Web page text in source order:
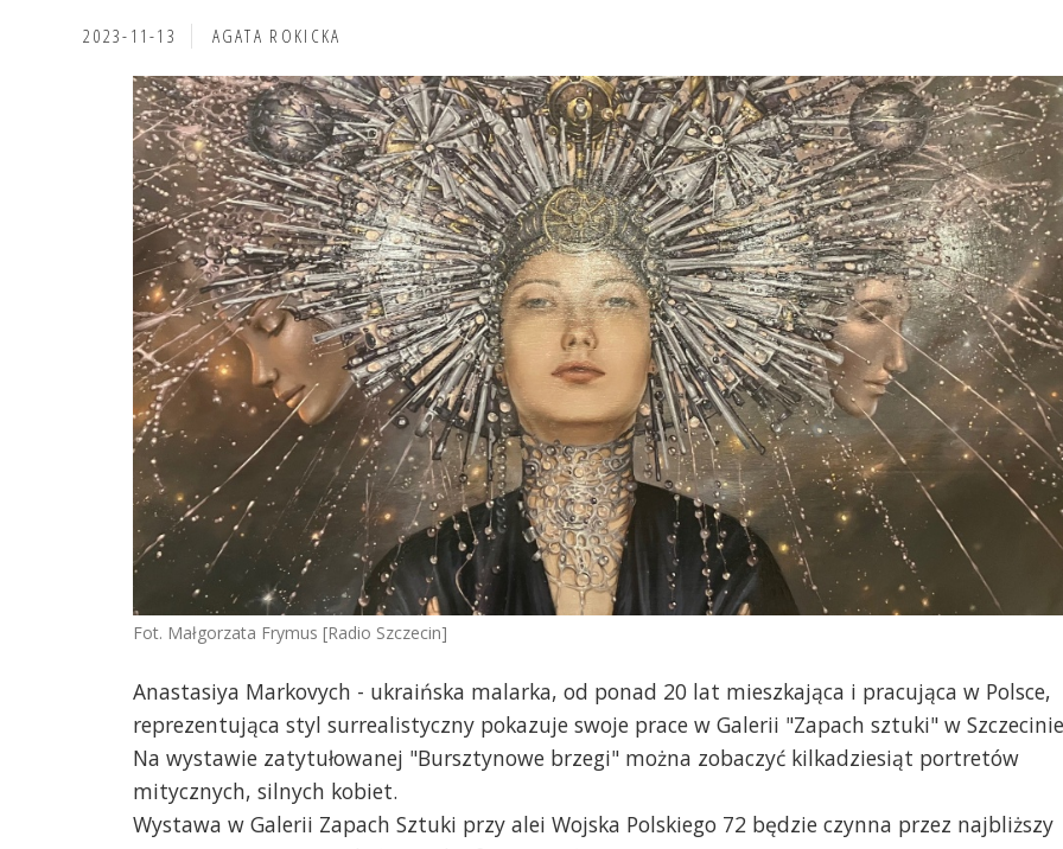
2023-11-13 AGATA ROKICKA
Fot. Małgorzata Frymus [Radio Szczecin]
Anastasiya Markovych - ukraińska malarka, od ponad 20 lat mieszkająca i pracująca w Polsce,
reprezentująca styl surrealistyczny pokazuje swoje prace w Galerii "Zapach sztuki" w
Na wystawie zatytułowanej "Bursztynowe brzegi" można zobaczyć kilkadziesiąt portretów
mitycznych, silnych kobiet.
Wystawa w Galerii Zapach Sztuki przy alei Wojska Polskiego 72 będzie czynna przez najbliższy